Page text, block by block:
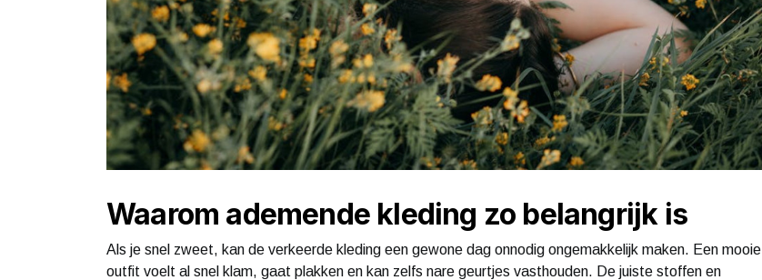
Waarom ademende kleding zo belangrijk is
Als je snel zweet, kan de verkeerde kleding een gewone dag onnodig ongemakkelijk maken. Een mooie
outfit voelt al snel klam, gaat plakken en kan zelfs nare geurtjes vasthouden. De juiste stoffen en